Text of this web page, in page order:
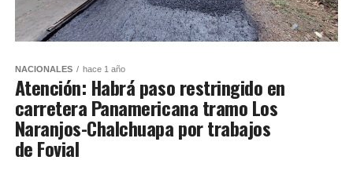
NACIONALES hace 1 año
Atención: Habrá paso restringido en
carretera Panamericana tramo Los
Naranjos-Chalchuapa por trabajos
de Fovial